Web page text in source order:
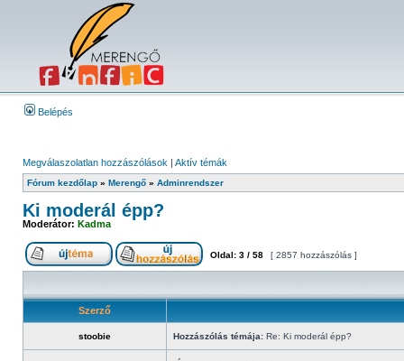
Belépés
Megválaszolatlan hozzászólások | Aktív témák
Fórum kezdőlap » Merengő » Adminrendszer
Ki moderál épp?
Moderátor: Kadma
Oldal: 3 / 58 [ 2857 hozzászólás ]
Szerző
stoobie Hozzászólás témája: Re: Ki moderál épp?